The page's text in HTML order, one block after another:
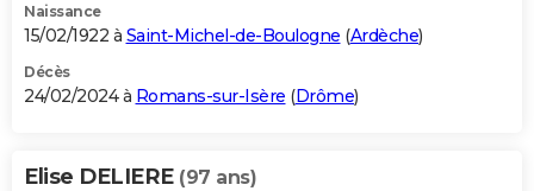
Naissance
15/02/1922 à Saint-Michel-de-Boulogne (Ardèche)
Décès
24/02/2024 à Romans-sur-Isère (Drôme)
Elise DELIERE (97 ans)